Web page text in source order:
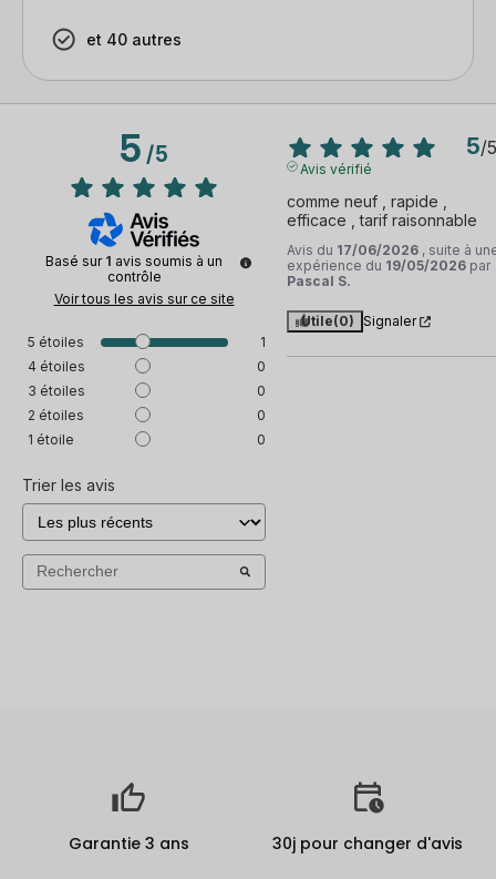
et 40 autres
5/5
Basé sur 1 avis soumis à un
contrôle
Voir tous les avis sur ce site
5 étoiles
1
4 étoiles
0
3 étoiles
0
2 étoiles
0
1 étoile 0
Trier les avis
5/5
Avis vérifié
comme neuf , rapide ,
efficace , tarif raisonnable
Avis du 17/06/2026 , suite à
expérience du 19/05/2026 par
Pascal S.
Utile(0) Signaler
Garantie 3 ans 30j pour changer d'avis